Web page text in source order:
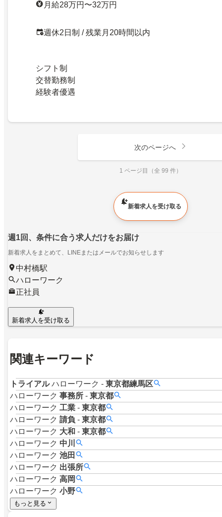
月給28万円〜32万円
週休2日制 / 残業月20時間以内
シフト制
交替勤務制
経験者優遇
次のページへ
1 ページ目（全 99 件）
新着求人を受け取る
週1回、条件に合う求人だけをお届け
新着求人をまとめて、LINEまたはメールでお知らせします
中村橋駅
ハローワーク
正社員
新着求人を受け取る
関連キーワード
トライアル ハローワーク - 東京都練馬区
ハローワーク 事務所 - 東京都
ハローワーク 工業 - 東京都
ハローワーク 請負 - 東京都
ハローワーク 大和 - 東京都
ハローワーク 中川
ハローワーク 池田
ハローワーク 出張所
ハローワーク 高岡
ハローワーク 小野
もっと見る